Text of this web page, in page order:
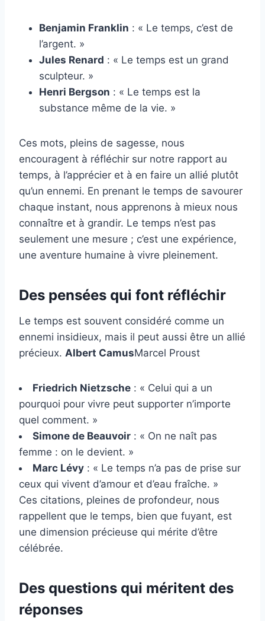
Benjamin Franklin : « Le temps, c’est de
l’argent. »
Jules Renard : « Le temps est un grand
sculpteur. »
Henri Bergson : « Le temps est la
substance même de la vie. »
Ces mots, pleins de sagesse, nous
encouragent à réfléchir sur notre rapport au
temps, à l’apprécier et à en faire un allié plutôt
qu’un ennemi. En prenant le temps de savourer
chaque instant, nous apprenons à mieux nous
connaître et à grandir. Le temps n’est pas
seulement une mesure ; c’est une expérience,
une aventure humaine à vivre pleinement.
Des pensées qui font réfléchir
Le temps est souvent considéré comme un
ennemi insidieux, mais il peut aussi être un allié
précieux. Albert CamusMarcel Proust
Friedrich Nietzsche : « Celui qui a un
pourquoi pour vivre peut supporter n’importe
quel comment. »
Simone de Beauvoir : « On ne naît pas
femme : on le devient. »
Marc Lévy : « Le temps n’a pas de prise sur
ceux qui vivent d’amour et d’eau fraîche. »
Ces citations, pleines de profondeur, nous
rappellent que le temps, bien que fuyant, est
une dimension précieuse qui mérite d’être
célébrée.
Des questions qui méritent des
réponses